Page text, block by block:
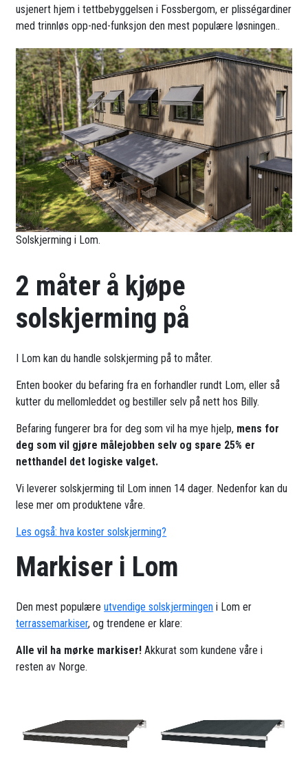
usjenert hjem i tettbebyggelsen i Fossbergom, er plisségardiner
med trinnløs opp-ned-funksjon den mest populære løsningen..
Solskjerming i Lom.
2 måter å kjøpe
solskjerming på
I Lom kan du handle solskjerming på to måter.
Enten booker du befaring fra en forhandler rundt Lom, eller så
kutter du mellomleddet og bestiller selv på nett hos Billy.
Befaring fungerer bra for deg som vil ha mye hjelp, mens for
deg som vil gjøre målejobben selv og spare 25% er
netthandel det logiske valget.
Vi leverer solskjerming til Lom innen 14 dager. Nedenfor kan du
lese mer om produktene våre.
Les også: hva koster solskjerming?
Markiser i Lom
Den mest populæreutvendige solskjermingen i Lom er
terrassemarkiser, og trendene er klare:
Alle vil ha mørke markiser! Akkurat som kundene våre i
resten av Norge.